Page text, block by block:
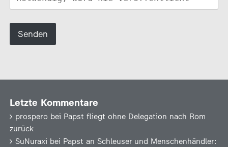
Letzte Kommentare
prospero bei Papst fliegt ohne Delegation nach Rom
zurück
SuNuraxi bei Papst an Schleuser und Menschenhändler: